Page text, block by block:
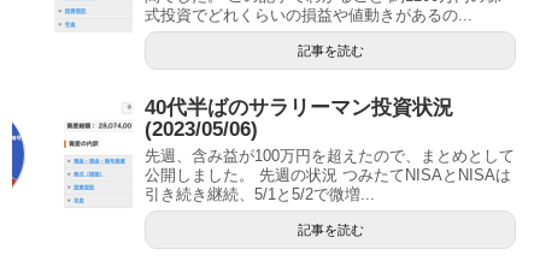
式投資でどれくらいの損益や値動きがあるの...
記事を読む
40代半ばのサラリーマン投資状況
(2023/05/06)
先週、含み益が100万円を超えたので、まとめとして
公開しました。 先週の状況 つみたてNISAとNISAは
引き続き継続、5/1と5/2で微増...
記事を読む